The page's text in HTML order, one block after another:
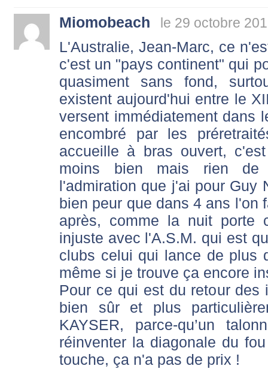
Miomobeach le 29 octobre
L'Australie, Jean-Marc, ce
c'est un "pays continent" qui
quasiment sans fond,
existent aujourd'hui entre le
versent immédiatement dans
encombré par les
accueille à bras ouvert,
moins bien mais rien de
l'admiration que j'ai pour Guy
bien peur que dans 4 ans l'on
après, comme la nuit porte
injuste avec l'A.S.M. qui est
clubs celui qui lance de plus
même si je trouve ça encore
Pour ce qui est du retour des
bien sûr et plus
KAYSER, parce-qu’un
réinventer la diagonale du
touche, ça n'a pas de prix !